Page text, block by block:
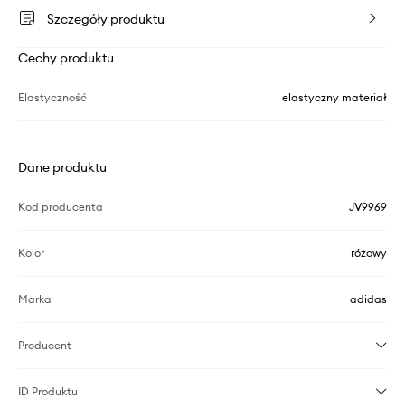
Szczegóły produktu
Cechy produktu
Elastyczność elastyczny materiał
Dane produktu
Kod producenta JV9969
Kolor różowy
Marka adidas
Producent
ID Produktu